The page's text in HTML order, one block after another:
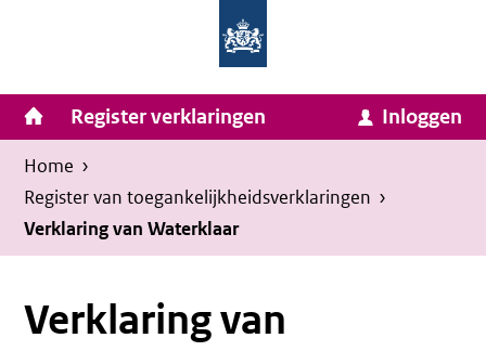
inhoud
van
Zaken
en
Koninkrijksrelaties
Homepage
van
Invulassistent
Toegankelijkheidsverklaring
Toegankelijkheidsverklaring
Hoofdnavigatie
Register verklaringen Inloggen
Kruimelpad
U
bevindt
zich
hier:
Home ›
Register van toegankelijkheids­verklaringen ›
Verklaring van Waterklaar
Verklaring van